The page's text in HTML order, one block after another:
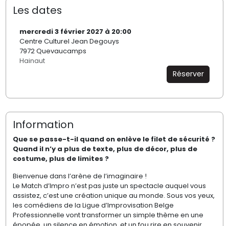
Les dates
mercredi 3 février 2027 à 20:00
Centre Culturel Jean Degouys
7972 Quevaucamps
Hainaut
Réserver
Information
Que se passe-t-il quand on enlève le filet de sécurité ?
Quand il n’y a plus de texte, plus de décor, plus de
costume, plus de limites ?
Bienvenue dans l’arène de l’imaginaire !
Le Match d’Impro n’est pas juste un spectacle auquel vous
assistez, c’est une création unique au monde. Sous vos yeux,
les comédiens de la Ligue d’Improvisation Belge
Professionnelle vont transformer un simple thème en une